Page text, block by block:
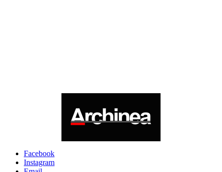
Facebook
Instagram